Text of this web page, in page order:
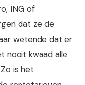
ING of
dat ze de
wetende dat er
nooit kwaad alle
is het